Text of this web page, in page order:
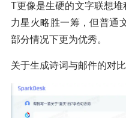
T更像是生硬的文字联想
力星火略胜一筹，但普通
部分情况下更为优秀。
关于生成诗词与邮件的对比